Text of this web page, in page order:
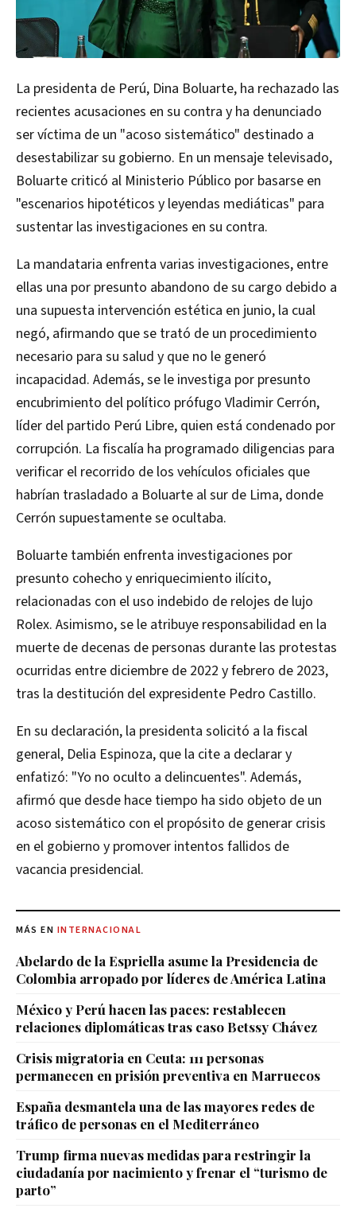
La presidenta de Perú, Dina Boluarte, ha rechazado las
recientes acusaciones en su contra y ha denunciado
ser víctima de un "acoso sistemático" destinado a
desestabilizar su gobierno. En un mensaje televisado,
Boluarte criticó al Ministerio Público por basarse en
"escenarios hipotéticos y leyendas mediáticas" para
sustentar las investigaciones en su contra.
La mandataria enfrenta varias investigaciones, entre
ellas una por presunto abandono de su cargo debido a
una supuesta intervención estética en junio, la cual
negó, afirmando que se trató de un procedimiento
necesario para su salud y que no le generó
incapacidad. Además, se le investiga por presunto
encubrimiento del político prófugo Vladimir Cerrón,
líder del partido Perú Libre, quien está condenado por
corrupción. La fiscalía ha programado diligencias para
verificar el recorrido de los vehículos oficiales que
habrían trasladado a Boluarte al sur de Lima, donde
Cerrón supuestamente se ocultaba.
Boluarte también enfrenta investigaciones por
presunto cohecho y enriquecimiento ilícito,
relacionadas con el uso indebido de relojes de lujo
Rolex. Asimismo, se le atribuye responsabilidad en la
muerte de decenas de personas durante las protestas
ocurridas entre diciembre de 2022 y febrero de 2023,
tras la destitución del expresidente Pedro Castillo.
En su declaración, la presidenta solicitó a la fiscal
general, Delia Espinoza, que la cite a declarar y
enfatizó: "Yo no oculto a delincuentes". Además,
afirmó que desde hace tiempo ha sido objeto de un
acoso sistemático con el propósito de generar crisis
en el gobierno y promover intentos fallidos de
vacancia presidencial.
MÁS EN INTERNACIONAL
Abelardo de la Espriella asume la Presidencia de
Colombia arropado por líderes de América Latina
México y Perú hacen las paces: restablecen
relaciones diplomáticas tras caso Betssy Chávez
Crisis migratoria en Ceuta: 111 personas
permanecen en prisión preventiva en Marruecos
España desmantela una de las mayores redes de
tráfico de personas en el Mediterráneo
Trump firma nuevas medidas para restringir la
ciudadanía por nacimiento y frenar el “turismo de
parto”